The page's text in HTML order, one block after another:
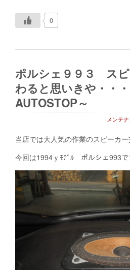
0
ポルシェ９９３ ス
わると思いきや・
AUTOSTOP～
メンテ
当店では大人気の作業のスピーカー
今回は1994ｙﾓﾃﾞﾙ ポルシェ993で